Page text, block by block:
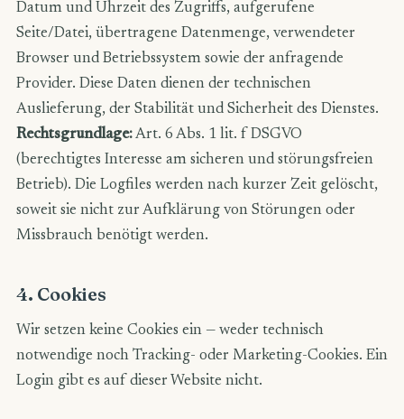
Datum und Uhrzeit des Zugriffs, aufgerufene
Seite/Datei, übertragene Datenmenge, verwendeter
Browser und Betriebssystem sowie der anfragende
Provider. Diese Daten dienen der technischen
Auslieferung, der Stabilität und Sicherheit des Dienstes.
Rechtsgrundlage:Art. 6 Abs. 1 lit. f DSGVO
(berechtigtes Interesse am sicheren und störungsfreien
Betrieb). Die Logfiles werden nach kurzer Zeit gelöscht,
soweit sie nicht zur Aufklärung von Störungen oder
Missbrauch benötigt werden.
4. Cookies
Wir setzen keine Cookies ein — weder technisch
notwendige noch Tracking- oder Marketing-Cookies. Ein
Login gibt es auf dieser Website nicht.